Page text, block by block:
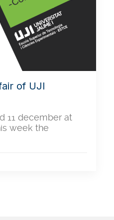
of UJI
11 december at
week the